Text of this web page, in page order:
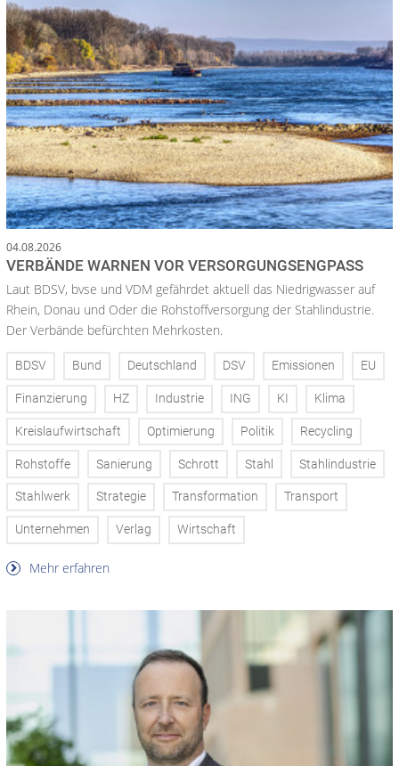
04.08.2026
VERBÄNDE WARNEN VOR VERSORGUNGSENGPASS
Laut BDSV, bvse und VDM gefährdet aktuell das Niedrigwasser auf
Rhein, Donau und Oder die Rohstoffversorgung der Stahlindustrie.
Der Verbände befürchten Mehrkosten.
BDSV Bund Deutschland DSV Emissionen EU
Finanzierung HZ Industrie ING KI Klima
Kreislaufwirtschaft Optimierung Politik Recycling
Rohstoffe Sanierung Schrott Stahl Stahlindustrie
Stahlwerk Strategie Transformation Transport
Unternehmen Verlag Wirtschaft
Mehr erfahren